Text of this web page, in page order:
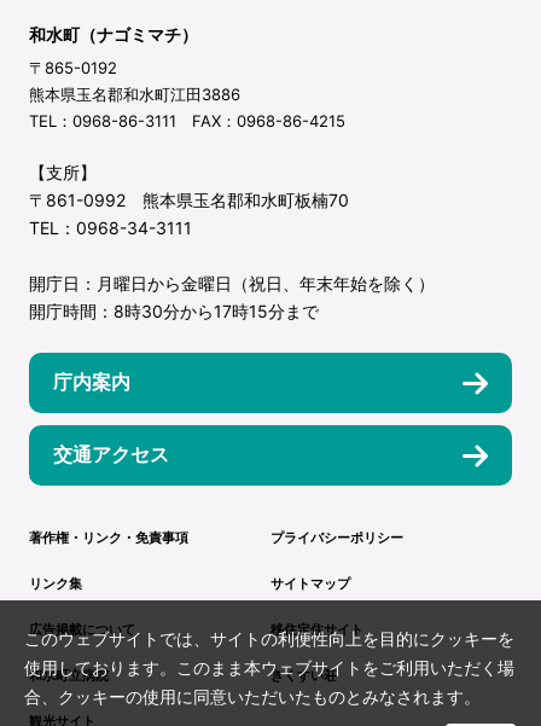
和水町（ナゴミマチ）
〒865-0192
熊本県玉名郡和水町江田3886
TEL：0968-86-3111 FAX：0968-86-4215
【支所】
〒861-0992 熊本県玉名郡和水町板楠70
TEL：0968-34-3111
開庁日：月曜日から金曜日（祝日、年末年始を除く）
開庁時間：8時30分から17時15分まで
庁内案内
交通アクセス
著作権・リンク・免責事項 プライバシーポリシー
リンク集 サイトマップ
広告掲載について 移住定住サイト
和水町立病院 きくすい荘
観光サイト
このウェブサイトでは、サイトの利便性向上を目的にクッキーを
使用しております。このまま本ウェブサイトをご利用いただく場
合、クッキーの使用に同意いただいたものとみなされます。